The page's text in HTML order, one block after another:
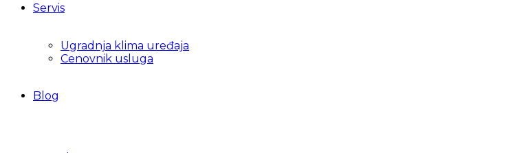
Servis
Ugradnja klima uređaja
Cenovnik usluga
Blog